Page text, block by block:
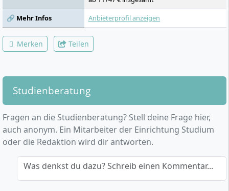
🔗 Mehr Infos
Anbieterprofil anzeigen
Merken Teilen
Studienberatung
Fragen an die Studienberatung? Stell deine Frage hier,
auch anonym. Ein Mitarbeiter der Einrichtung Studium
oder die Redaktion wird dir antworten.
Was denkst du dazu? Schreib einen Kommentar...